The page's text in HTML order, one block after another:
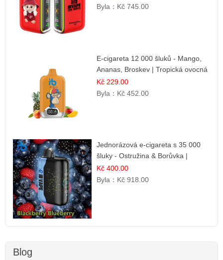
Byla： Kč 745.00
E-cigareta 12 000 šluků - Mango,
Ananas, Broskev | Tropická ovocná
směs
Kč 229.00
Byla： Kč 452.00
Jednorázová e-cigareta s 35 000
šluky - Ostružina & Borůvka |
Intenzivní lesní směs
Kč 400.00
Byla： Kč 918.00
Blog